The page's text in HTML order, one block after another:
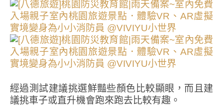
經過測試建議挑選鮮豔些顏色比較顯眼，而且建
議挑車子或直升機會跑來跑去比較有趣。